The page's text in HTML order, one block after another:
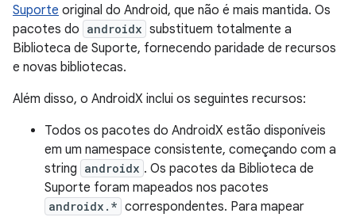
Suporte original do Android, que não é mais mantida. Os
pacotes do androidx substituem totalmente a
Biblioteca de Suporte, fornecendo paridade de recursos
e novas bibliotecas.
Além disso, o AndroidX inclui os seguintes recursos:
Todos os pacotes do AndroidX estão disponíveis
em um namespace consistente, começando com a
string androidx . Os pacotes da Biblioteca de
Suporte foram mapeados nos pacotes
androidx.* correspondentes. Para mapear